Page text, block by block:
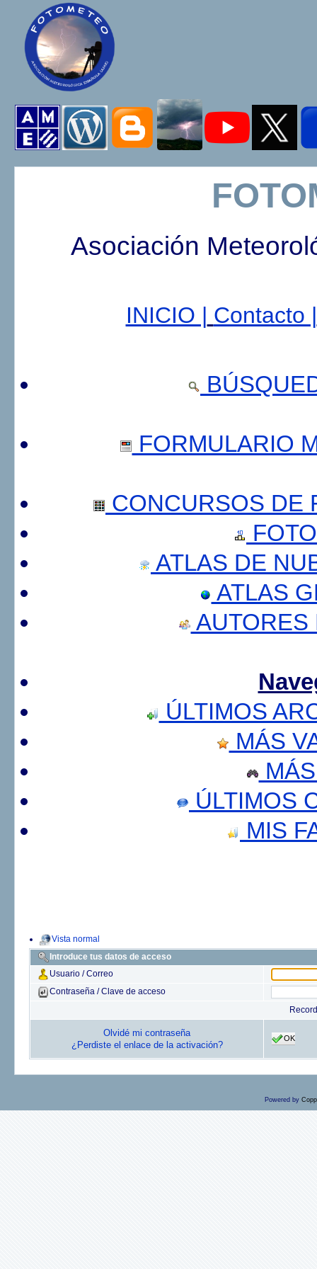
Asociación
INICIO | Contacto |
FORMULARIO
CONCURSOS DE
ATLAS DE
ATLAS
AUTORES
ÚLTIMOS
MÁS
ÚLTIMOS
MIS
Vista normal
Introduce tus datos de acceso
Usuario / Correo
Contraseña / Clave de acceso
Olvidé mi contraseña
¿Perdiste el enlace de la activación?
OK
Powered by